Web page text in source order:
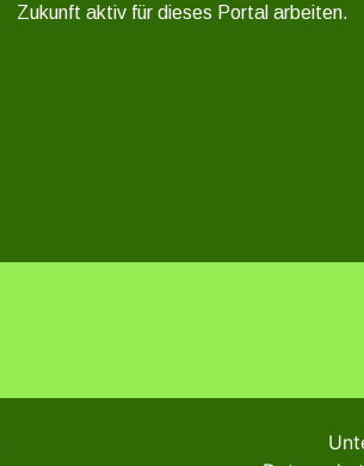
Zukunft aktiv für dieses Portal arbeiten.